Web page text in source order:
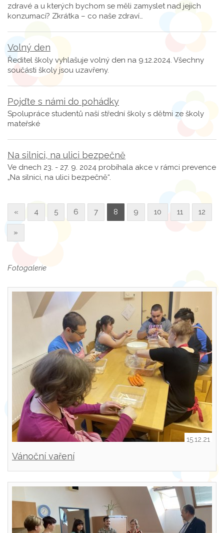
zdravé a u kterých bychom se měli zamyslet nad jejich
konzumací? Zkrátka – co naše zdraví…
Volný den
Ředitel školy vyhlašuje volný den na 9.12.2024. Všechny
součásti školy jsou uzavřeny.
Pojďte s námi do pohádky
Spolupráce studentů naší střední školy s dětmi ze školy
mateřské
Na silnici, na ulici bezpečně
Ve dnech 23. - 27. 9. 2024 probíhala akce v rámci prevence
„Na silnici, na ulici bezpečně“.
« 4 5 6 7 8 9 10 11 12
»
Fotogalerie
15.12.21
Vánoční vaření